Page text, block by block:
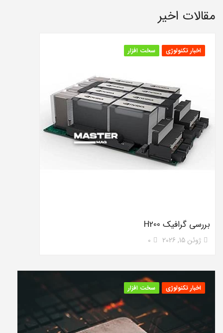
مقالات اخیر
اخبار تکنولوژی سخت افزار
بررسی گرافیک H200
ژوئن 15, 2026 0
اخبار تکنولوژی سخت افزار